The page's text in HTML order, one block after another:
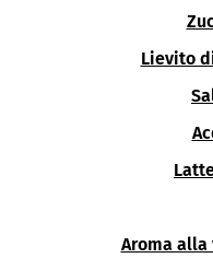
Lievito
Aroma